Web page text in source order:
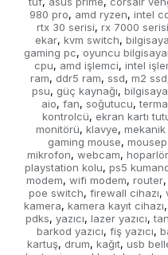
980 pro, amd ryzen, intel
rtx 30 serisi, rx 7000 serisi
ekar, kvm switch,
gaming pc, oyuncu
cpu, amd işlemci, intel
ram, ddr5 ram, ssd, m2 ssd
psu, güç kaynağı,
aio, fan, soğutucu,
kontrolcü, ekran kartı
monitörü, klavye,
gaming mouse,
mikrofon, webcam, hoparlör
playstation kolu, ps5
modem, wifi modem, router,
poe switch, firewall cihazı,
kamera, kamera kayıt cihazı,
pdks, yazıcı, lazer yazıcı,
barkod yazıcı, fiş yazıcı,
kartuş, drum, kağıt, usb